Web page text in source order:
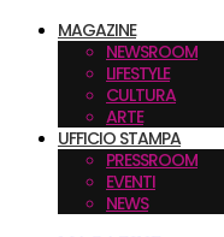
MAGAZINE
NEWSROOM
LIFESTYLE
CULTURA
ARTE
UFFICIO STAMPA
PRESSROOM
EVENTI
NEWS